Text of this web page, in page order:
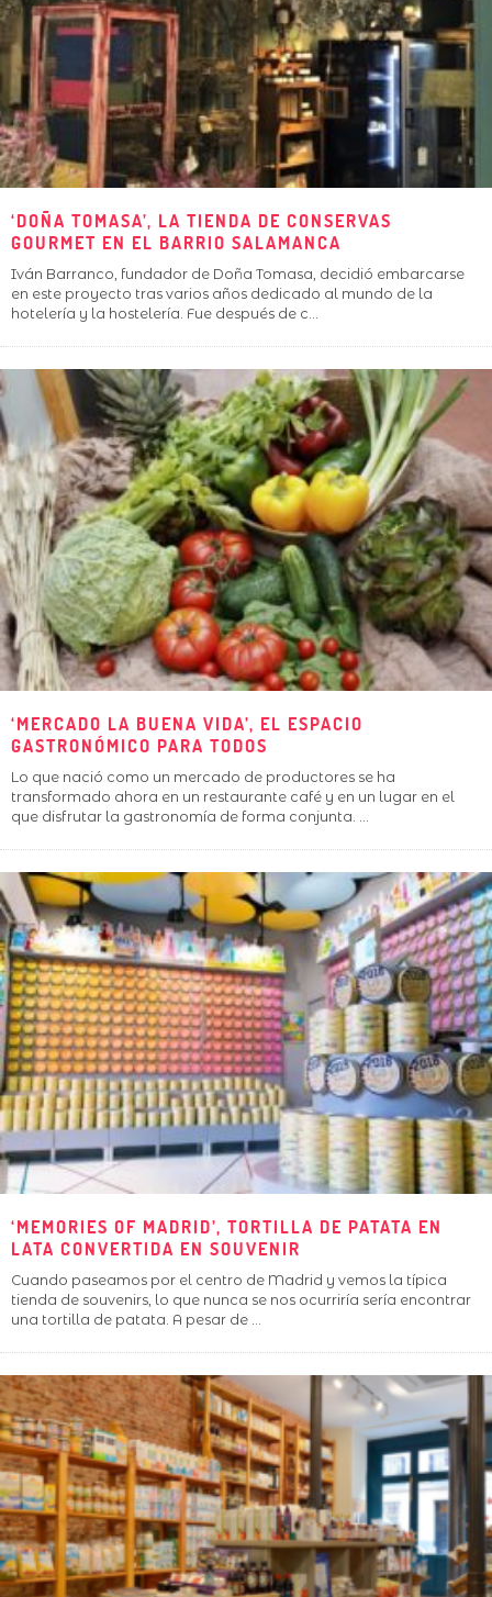
‘DOÑA TOMASA’, LA TIENDA DE CONSERVAS
GOURMET EN EL BARRIO SALAMANCA
Iván Barranco, fundador de Doña Tomasa, decidió embarcarse
en este proyecto tras varios años dedicado al mundo de la
hotelería y la hostelería. Fue después de c
‘MERCADO LA BUENA VIDA’, EL ESPACIO
GASTRONÓMICO PARA TODOS
Lo que nació como un mercado de productores se ha
transformado ahora en un restaurante café y en un lugar en el
que disfrutar la gastronomía de forma conjunta.
‘MEMORIES OF MADRID’, TORTILLA DE PATATA EN
LATA CONVERTIDA EN SOUVENIR
Cuando paseamos por el centro de Madrid y vemos la típica
tienda de souvenirs, lo que nunca se nos ocurriría sería encontrar
una tortilla de patata. A pesar de